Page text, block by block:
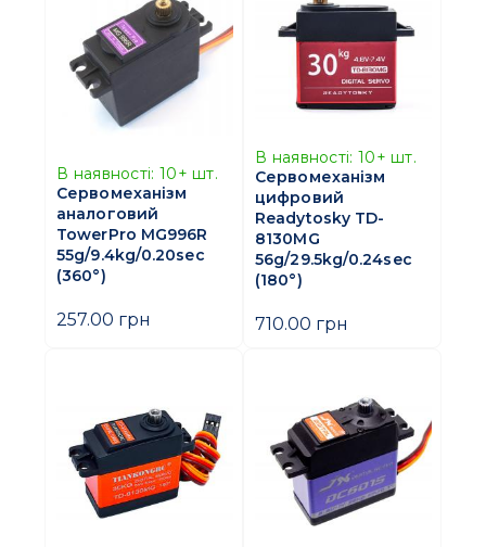
В наявності: 10+ шт.
Сервомеханізм
аналоговий
TowerPro MG996R
55g/9.4kg/0.20sec
(360°)
257.00 грн
В наявності: 10+ шт.
Сервомеханізм
цифровий
Readytosky TD-
8130MG
56g/29.5kg/0.24sec
(180°)
710.00 грн